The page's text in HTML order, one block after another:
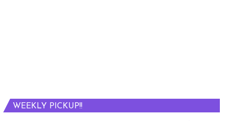
WEEKLY PICKUP!!